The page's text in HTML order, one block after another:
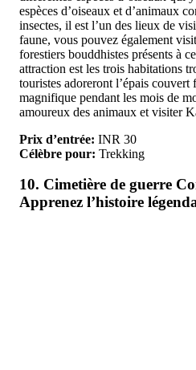
espèces d’oiseaux et d’animaux
insectes, il est l’un des lieux de
faune, vous pouvez également
forestiers bouddhistes présents à
attraction est les trois habitations
touristes adoreront l’épais
magnifique pendant les mois de
amoureux des animaux et visiter
Prix d’entrée: INR 30
Célèbre pour: Trekking
10. Cimetière de guerre
Apprenez l’histoire